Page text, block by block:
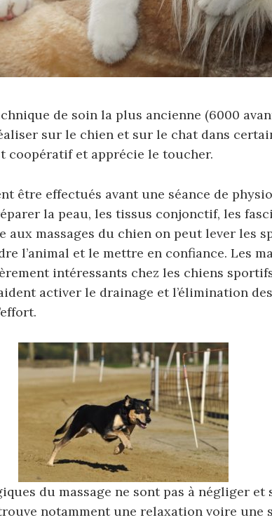
de soin la plus ancienne (6000
sur le chien et sur le chat dans
coopératif et apprécie le toucher.
être effectués avant une séance de
la peau, les tissus conjonctif, les
aux massages du chien on peut lever les
l’animal et le mettre en confiance. Les
intéressants chez les chiens
activer le drainage et l’élimination
du massage ne sont pas à négliger et
notamment une relaxation voire une